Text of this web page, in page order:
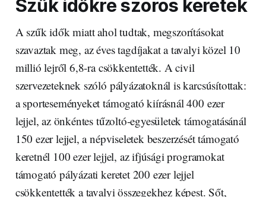
Szűk időkre szoros keretek
A szűk idők miatt ahol tudtak, megszorításokat
szavaztak meg, az éves tagdíjakat a tavalyi közel 10
millió lejről 6,8-ra csökkentették. A civil
szervezeteknek szóló pályázatoknál is karcsúsítottak:
a sporteseményeket támogató kiírásnál 400 ezer
lejjel, az önkéntes tűzoltó-egyesületek támogatásánál
150 ezer lejjel, a népviseletek beszerzését támogató
keretnél 100 ezer lejjel, az ifjúsági programokat
támogató pályázati keretet 200 ezer lejjel
csökkentették a tavalyi összegekhez képest. Sőt,